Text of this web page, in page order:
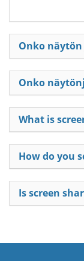
Onko
Onko
What is
How do you
Is screen